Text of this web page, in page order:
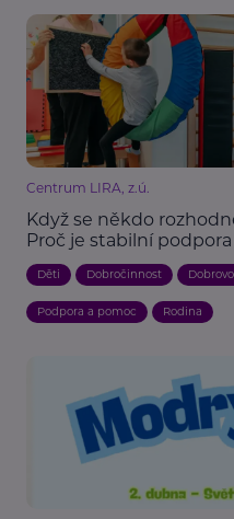
Centrum LIRA, z.ú.
Když se někdo
Proč je stabilní
Děti Dobročinnost
Podpora a pomoc Rodina